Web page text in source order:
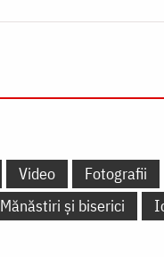
Video
Fotografii
Mănăstiri și biserici